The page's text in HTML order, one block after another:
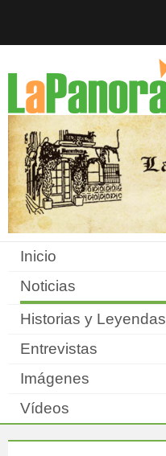
Inicio
Noticias
Historias y Leyendas
Entrevistas
Imágenes
Vídeos